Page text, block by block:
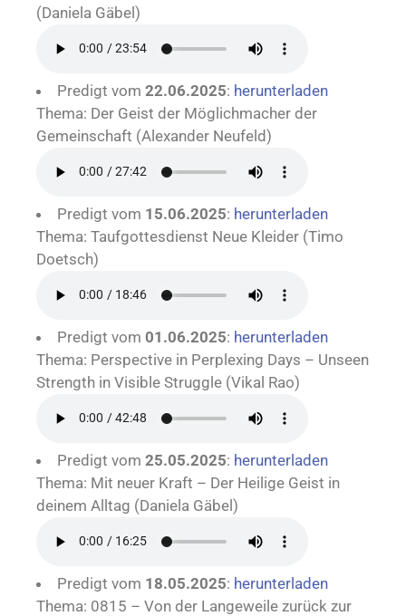
(Daniela Gäbel)
Predigt vom 22.06.2025: herunterladen
Thema: Der Geist der Möglichmacher der
Gemeinschaft (Alexander Neufeld)
Predigt vom 15.06.2025: herunterladen
Thema: Taufgottesdienst Neue Kleider (Timo
Doetsch)
Predigt vom 01.06.2025: herunterladen
Thema: Perspective in Perplexing Days – Unseen
Strength in Visible Struggle (Vikal Rao)
Predigt vom 25.05.2025: herunterladen
Thema: Mit neuer Kraft – Der Heilige Geist in
deinem Alltag (Daniela Gäbel)
Predigt vom 18.05.2025: herunterladen
Thema: 0815 – Von der Langeweile zurück zur